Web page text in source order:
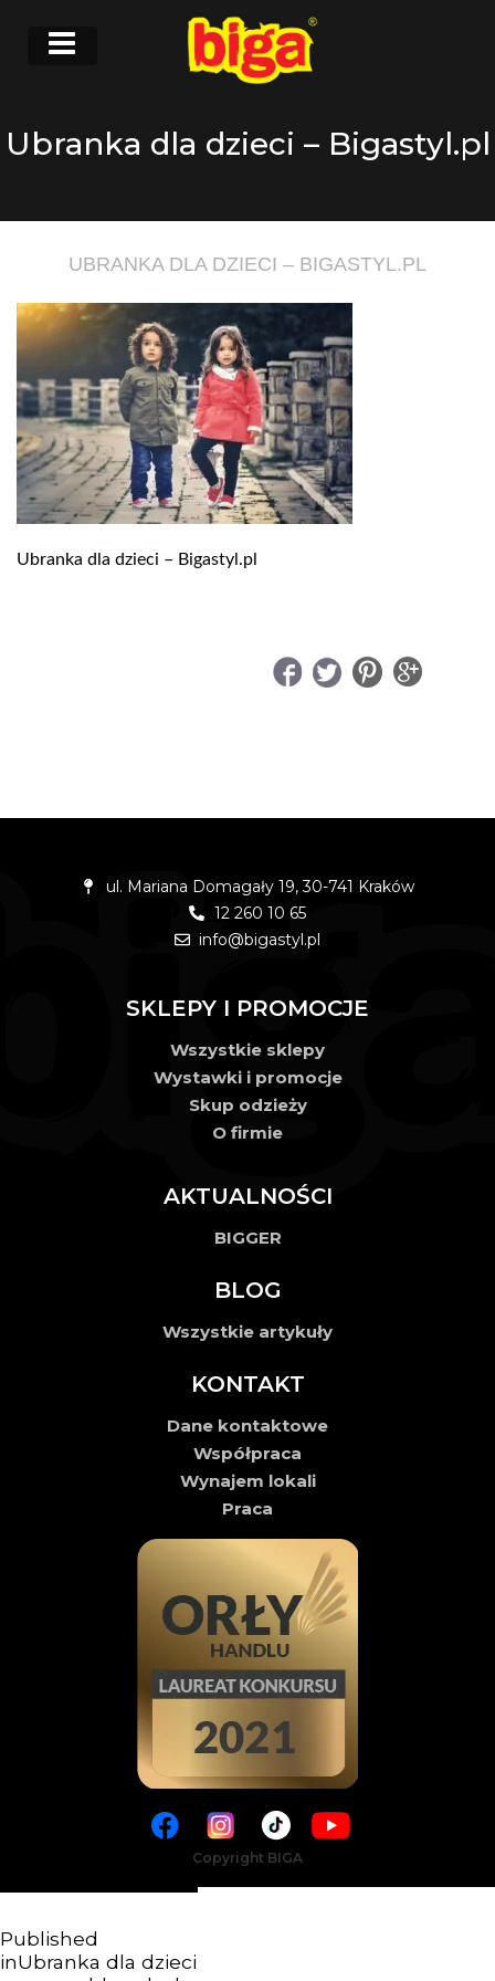
Ubranka dla dzieci – Bigastyl.pl
UBRANKA DLA DZIECI – BIGASTYL.PL
Ubranka dla dzieci – Bigastyl.pl
ul. Mariana Domagały 19, 30-741 Kraków
12 260 10 65
info@bigastyl.pl
SKLEPY I PROMOCJE
Wszystkie sklepy
Wystawki i promocje
Skup odzieży
O firmie
AKTUALNOŚCI
BIGGER
BLOG
Wszystkie artykuły
KONTAKT
Dane kontaktowe
Współpraca
Wynajem lokali
Praca
Copyright BIGA
Published
inUbranka dla dzieci